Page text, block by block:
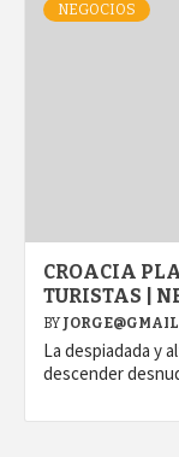
NEGOCIOS
CROACIA
TURISTAS |
BY
La despiadada y
descender